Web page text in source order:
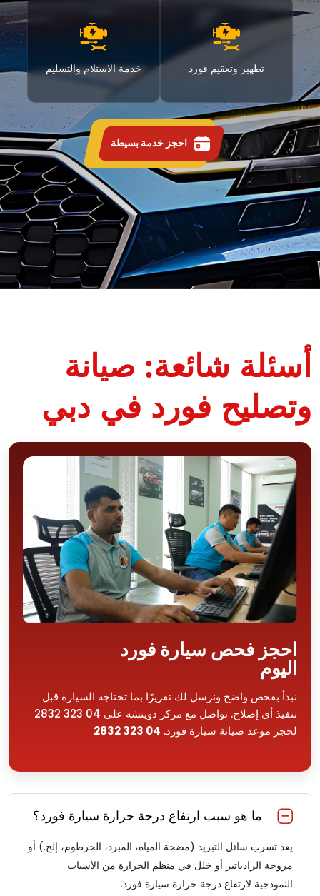
تطهير وتعقيم فورد خدمة الاستلام والتسليم
احجز خدمة بسيطة
أسئلة شائعة: صيانة
وتصليح فورد في دبي
ما هو سبب ارتفاع درجة حرارة سيارة فورد؟
يعد تسرب سائل التبريد (مضخة المياه، المبرد، الخرطوم، إلخ.) أو
مروحة الرادياتير أو خلل في منظم الحرارة من الأسباب
النموذجية لارتفاع درجة حرارة سيارة فورد.
احجز فحص سيارة فورد
اليوم
نبدأ بفحص واضح ونرسل لك تقريرًا بما تحتاجه السيارة قبل
تنفيذ أي إصلاح. تواصل مع مركز دويتشه على 04 323 2832
لحجز موعد صيانة سيارة فورد. 04 323 2832